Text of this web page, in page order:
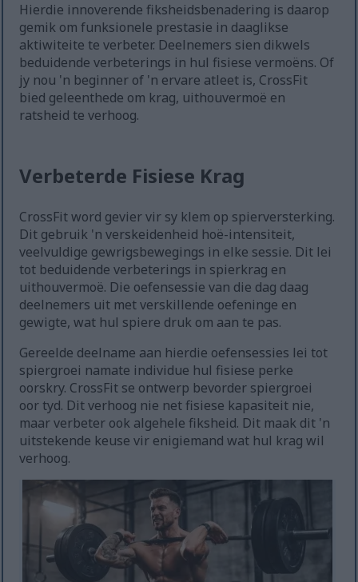
Hierdie innoverende fiksheidsbenadering is daarop
gemik om funksionele prestasie in daaglikse
aktiwiteite te verbeter. Deelnemers sien dikwels
beduidende verbeterings in hul fisiese vermoëns. Of
jy nou 'n beginner of 'n ervare atleet is, CrossFit
bied geleenthede om krag, uithouvermoë en
ratsheid te verhoog.
Verbeterde Fisiese Krag
CrossFit word gevier vir sy klem op spierversterking.
Dit gebruik 'n verskeidenheid hoë-intensiteit,
veelvuldige gewrigsbewegings in elke sessie. Dit lei
tot beduidende verbeterings in spierkrag en
uithouvermoë. Die oefensessie van die dag daag
deelnemers uit met verskillende oefeninge en
gewigte, wat hul spiere druk om aan te pas.
Gereelde deelname aan hierdie oefensessies lei tot
spiergroei namate individue hul fisiese perke
oorskry. CrossFit se ontwerp bevorder spiergroei
oor tyd. Dit verhoog nie net fisiese kapasiteit nie,
maar verbeter ook algehele fiksheid. Dit maak dit 'n
uitstekende keuse vir enigiemand wat hul krag wil
verhoog.